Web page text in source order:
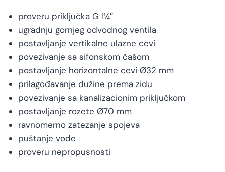
proveru priključka G 1¼″
ugradnju gornjeg odvodnog ventila
postavljanje vertikalne ulazne cevi
povezivanje sa sifonskom čašom
postavljanje horizontalne cevi Ø32 mm
prilagođavanje dužine prema zidu
povezivanje sa kanalizacionim priključkom
postavljanje rozete Ø70 mm
ravnomerno zatezanje spojeva
puštanje vode
proveru nepropusnosti